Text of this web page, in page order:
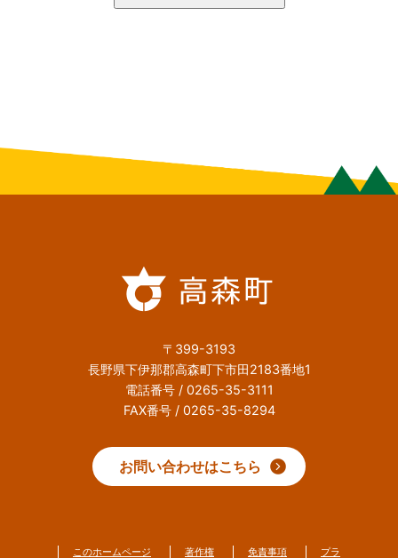
〒399-3193
長野県下伊那郡高森町下市田2183番地1
電話番号 / 0265-35-3111
FAX番号 / 0265-35-8294
お問い合わせはこちら
このホームページ 著作権 免責事項 プラ